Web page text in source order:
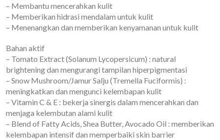
– Membantu mencerahkan kulit
– Memberikan hidrasi mendalam untuk kulit
– Menenangkan dan memberikan kenyamanan untuk kulit
Bahan aktif
– Tomato Extract (Solanum Lycopersicum) : natural
brightening dan mengurangi tampilan hiperpigmentasi
– Snow Mushroom/Jamur Salju (Tremella Fuciformis) :
meningkatkan dan mengunci kelembapan kulit
– Vitamin C & E : bekerja sinergis dalam mencerahkan dan
menjaga kelembutan alami kulit
– Blend of Fatty Acids, Shea Butter, Avocado Oil : memberikan
kelembapan intensif dan memperbaiki skin barrier